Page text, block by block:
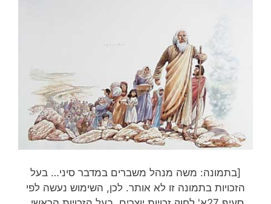
[בתמונה: משה מנהל משברים במדבר סיני… בעל
הזכויות בתמונה זו לא אותר. לכן, השימוש נעשה לפי